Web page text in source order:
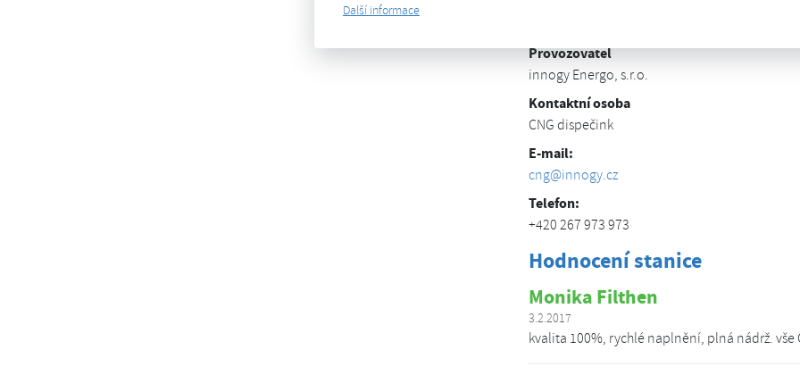
Další informace
Provozovatel
innogy Energo, s.r.o.
Kontaktní osoba
CNG dispečink
E-mail:
cng@innogy.cz
Telefon:
+420 267 973 973
Hodnocení stanice
Monika Filthen
3.2.2017
kvalita 100%, rychlé naplnění, plná nádrž. vše